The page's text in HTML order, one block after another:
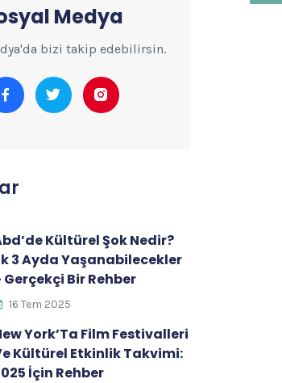
Medya
bizi takip edebilirsin.
Kültürel Şok Nedir?
3 Ayda Yaşanabilecekler
Gerçekçi Bir Rehber
16 Tem 2025
York’Ta Film Festivalleri
Kültürel Etkinlik Takvimi:
İçin Rehber